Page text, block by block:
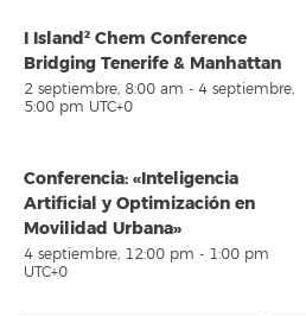
I Island² Chem Conference
Bridging Tenerife & Manhattan
2 septiembre, 8:00 am - 4 septiembre,
5:00 pm UTC+0
Conferencia: «Inteligencia
Artificial y Optimización en
Movilidad Urbana»
4 septiembre, 12:00 pm - 1:00 pm
UTC+0